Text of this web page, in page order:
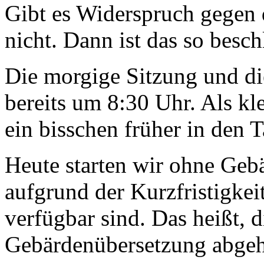
Gibt es Widerspruch
nicht. Dann ist das so
Die morgige Sitzung und
bereits um 8:30 Uhr. Als
ein bisschen früher in den
Heute starten wir ohne
aufgrund der
verfügbar sind. Das heißt,
Gebärdenübersetzung